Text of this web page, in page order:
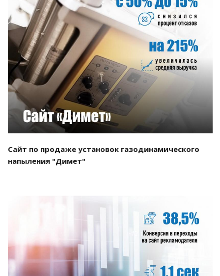
Смотреть проект
Сайт по продаже установок газодинамического
напыления "Димет"